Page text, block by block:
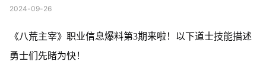
2024-09-26
《八荒主宰》职业信息爆料第3期来啦！以下道士技能描述
勇士们先睹为快！